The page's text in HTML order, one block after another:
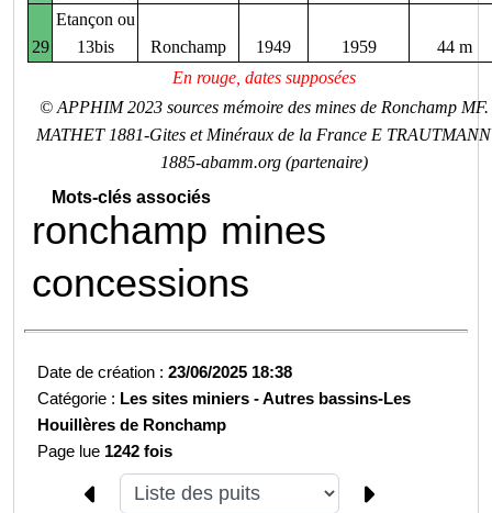
29
Etançon ou
13bis
Ronchamp 1949 1959
44 m
En rouge, dates supposées
© APPHIM 2023 sources mémoire des mines de Ronchamp MF.
MATHET 1881-Gites et Minéraux de la France E TRAUTMANN
1885-abamm.org (partenaire)
Mots-clés associés
ronchamp mines
concessions
Date de création :23/06/2025 18:38
Catégorie : Les sites miniers -Autres bassins-Les
Houillères de Ronchamp
Page lue 1242 fois